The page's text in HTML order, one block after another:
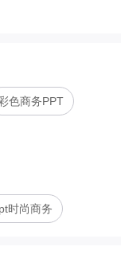
色商务PPT
时尚商务